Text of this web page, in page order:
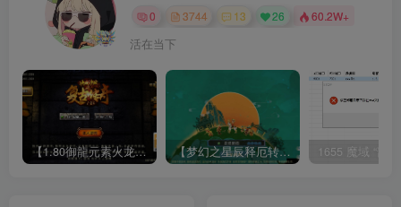
0 3744 13 26 60.2W+
活在当下
【1.80御龍元素火龙[摸摸登陆器]】战神引擎WIN服务端+GM工具+充值后台+双端+架设教程 【梦幻之星辰释厄转尊享挂机版】MT3换皮梦幻西游Linux服务端+GM后台+双端+源码+架设教程